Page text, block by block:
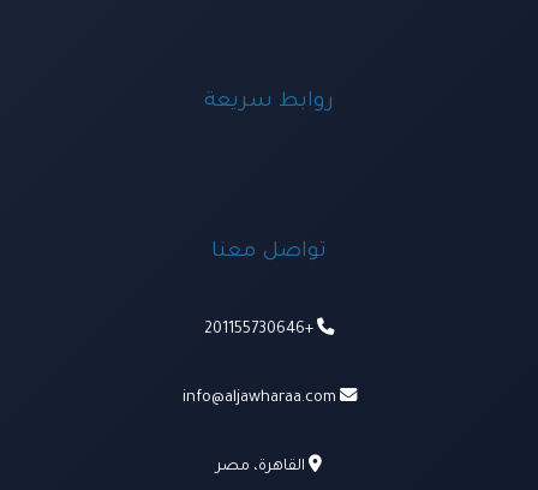
روابط سريعة
تواصل معنا
+201155730646
info@aljawharaa.com
القاهرة، مصر